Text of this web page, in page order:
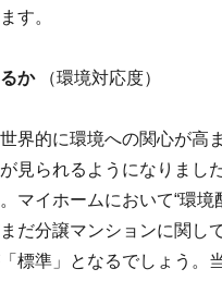
す。
か （環境対応度）
界的に環境への関心が高
見られるようになりまし
マイホームにおいて“環
だ分譲マンションに関し
標準」となるでしょう。